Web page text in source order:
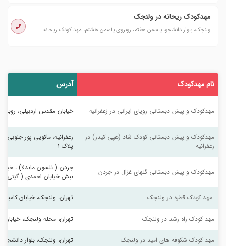
مهدکودک ریحانه در ولنجک
ولنجک، بلوار دانشجو، یاسمن هفتم، روبروی یاسمن هشتم، مهد کودک ریحانه
نام مهدکودک آدرس
مهدکودک و پیش دبستانی رویای ایرانی در زعفرانیه خیابان مقدس اردبیلی،
مهدکودک و پیش دبستانی کودک شاد (هپی کیدز) در
زعفرانیه
زعفرانیه، ماکویی پور
پلاک ۱
مهدکودک و پیش دبستانی گلهای غزال در جردن
جردن ( نلسون ماندلا) ،
نبش خیابان احمدی ( گیتی )،
تهران، ولنجک، خیابان
مهد کودک راه رشد در ولنجک تهران، محله ولنجک، خیابان
مهد کودک شکوفه های امید در ولنجک تهران، ولنجک، بلوار دانشجو،